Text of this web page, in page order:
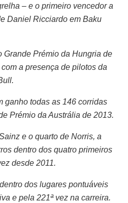
– e o primeiro vencedor a
Daniel Ricciardo em Baku
Grande Prémio da Hungria de
a presença de pilotos da
ganho todas as 146 corridas
Prémio da Austrália de 2013.
e o quarto de Norris, a
dentro dos quatro primeiros
desde 2011.
dos lugares pontuáveis
e pela 221ª vez na carreira.